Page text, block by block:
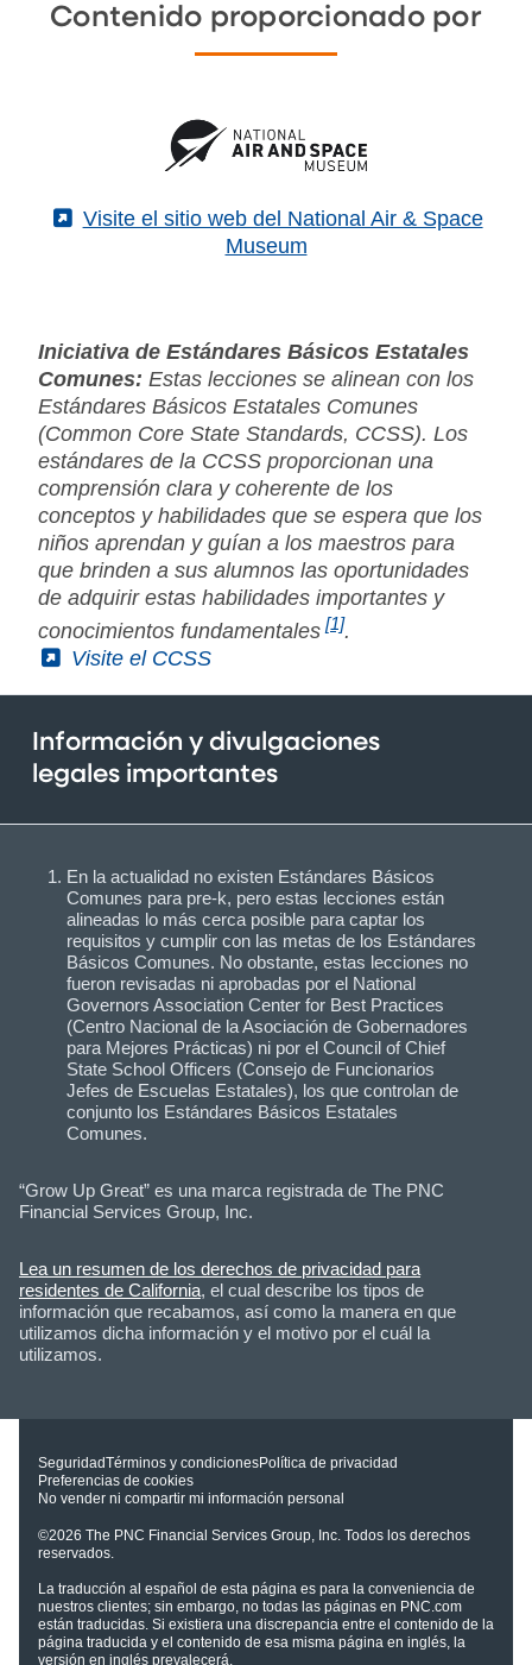
Contenido proporcionado por
(External)
Visite el sitio web del National Air & Space
Museum
Iniciativa de Estándares Básicos Estatales
Comunes: Estas lecciones se alinean con los
Estándares Básicos Estatales Comunes
(Common Core State Standards, CCSS). Los
estándares de la CCSS proporcionan una
comprensión clara y coherente de los
conceptos y habilidades que se espera que los
niños aprendan y guían a los maestros para
que brinden a sus alumnos las oportunidades
de adquirir estas habilidades importantes y
conocimientos fundamentales [1].
(External)
Visite el CCSS
Información y divulgaciones
legales importantes
En la actualidad no existen Estándares Básicos
Comunes para pre-k, pero estas lecciones están
alineadas lo más cerca posible para captar los
requisitos y cumplir con las metas de los Estándares
Básicos Comunes. No obstante, estas lecciones no
fueron revisadas ni aprobadas por el National
Governors Association Center for Best Practices
(Centro Nacional de la Asociación de Gobernadores
para Mejores Prácticas) ni por el Council of Chief
State School Officers (Consejo de Funcionarios
Jefes de Escuelas Estatales), los que controlan de
conjunto los Estándares Básicos Estatales
Comunes.
“Grow Up Great” es una marca registrada de The PNC
Financial Services Group, Inc.
Lea un resumen de los derechos de privacidad para
residentes de California, el cual describe los tipos de
información que recabamos, así como la manera en que
utilizamos dicha información y el motivo por el cuál la
utilizamos.
SeguridadTérminos y condicionesPolítica de privacidad
Preferencias de cookies
No vender ni compartir mi información personal
©2026 The PNC Financial Services Group, Inc. Todos los derechos
reservados.
La traducción al español de esta página es para la conveniencia de
nuestros clientes; sin embargo, no todas las páginas en PNC.com
están traducidas. Si existiera una discrepancia entre el contenido de la
página traducida y el contenido de esa misma página en inglés, la
versión en inglés prevalecerá.